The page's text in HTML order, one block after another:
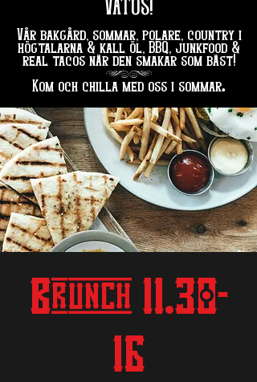
VATOS!
Vår bakgård, sommar, polare, country i
högtalarna & kall öl, BBQ, junkfood &
real tacos när den smakar som bäst!
hg
Kom och chilla med oss i sommar.
Brunch 11.30-
16